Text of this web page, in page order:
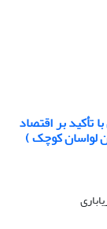
تأکید بر اقتصاد
لواسان کوچک )